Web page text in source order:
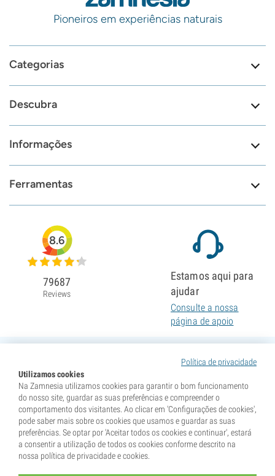
Pioneiros em experiências naturais
Categorias
Descubra
Informações
Ferramentas
Política de privacidade
Utilizamos cookies
Na Zamnesia utilizamos cookies para garantir o bom funcionamento
do nosso site, guardar as suas preferências e compreender o
comportamento dos visitantes. Ao clicar em 'Configurações de cookies',
pode saber mais sobre os cookies que usamos e guardar as suas
preferências. Se optar por 'Aceitar todos os cookies e continuar', estará
a consentir a utilização de todos os cookies conforme descrito na
nossa política de privacidade e cookies.
8.6
79687
Reviews
Estamos aqui para
ajudar
Consulte a nossa
página de apoio